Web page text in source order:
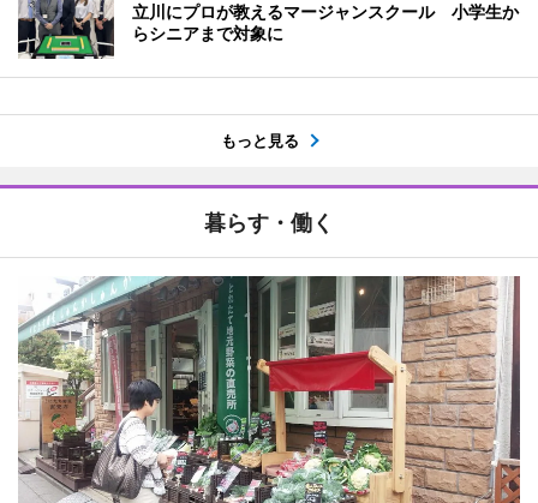
立川にプロが教えるマージャンスクール 小学生か
らシニアまで対象に
もっと見る
暮らす・働く